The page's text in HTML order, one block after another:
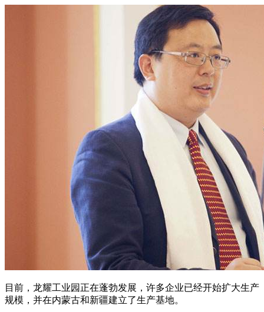
目前，龙耀工业园正在蓬勃发展，许多企业已经开始扩大生产
规模，并在内蒙古和新疆建立了生产基地。